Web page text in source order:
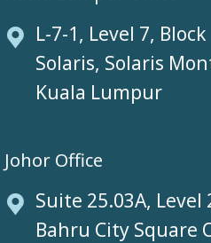
L-7-1, Level 7,
Solaris, Solaris
Kuala Lumpur
Johor Office
Suite 25.03A, Level
Bahru City Square